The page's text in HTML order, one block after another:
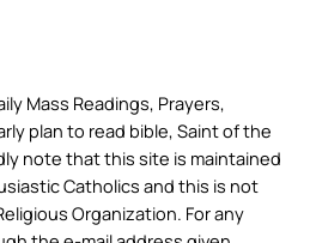
Mass Readings, Prayers,
plan to read bible, Saint of the
note that this site is maintained
Catholics and this is not
Organization. For any